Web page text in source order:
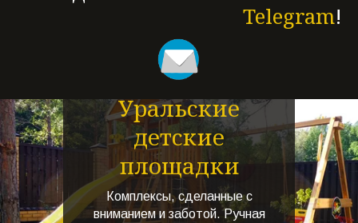
Telegram!
Уральские
детские
площадки
Комплексы, сделанные с
вниманием и заботой. Ручная